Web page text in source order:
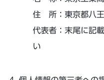
住 所：東京都八
代表者：末尾に記
い